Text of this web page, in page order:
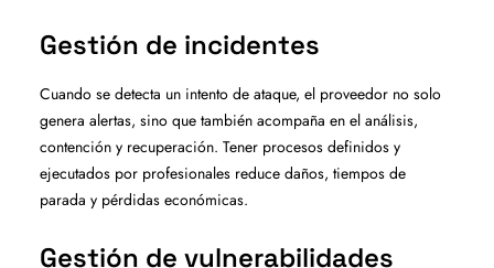
Gestión de incidentes
Cuando se detecta un intento de ataque, el proveedor no solo
genera alertas, sino que también acompaña en el análisis,
contención y recuperación. Tener procesos definidos y
ejecutados por profesionales reduce daños, tiempos de
parada y pérdidas económicas.
Gestión de vulnerabilidades